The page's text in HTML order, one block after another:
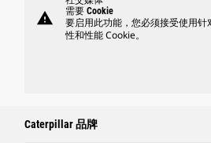
warning
需要 Cookie
要启用此功能，您必须接受使用针
性和性能 Cookie。
Caterpillar 品牌